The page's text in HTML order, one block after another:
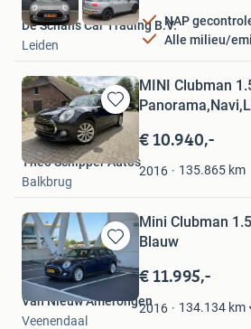
NAP
Alle milieu/
De Schans Car Trading B.V.
Leiden
Bewaren
in
Mijn
Favorieten
MINI Clubman
€ 10.940,-
2016 135.865 km
Theo Schipper Auto's
Balkbrug
Bewaren
Mijn
Favorieten
Mini Clubman
Blauw
€ 11.995,-
2016 134.134 km
Van Nieuw Amerongen
Veenendaal